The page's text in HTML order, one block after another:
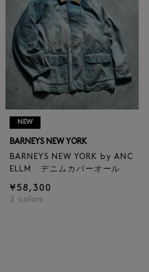
NEW
BARNEYS NEW YORK
BARNEYS NEW YORK by ANC
ELLM デニムカバーオール
¥58,300
2 colors